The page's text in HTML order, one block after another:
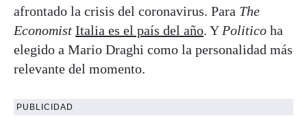
afrontado la crisis del coronavirus. Para The
Economist Italia es el país del año. Y Politico ha
elegido a Mario Draghi como la personalidad más
relevante del momento.
PUBLICIDAD